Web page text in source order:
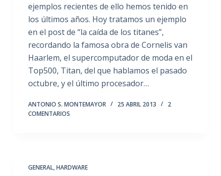
ejemplos recientes de ello hemos tenido en
los últimos años. Hoy tratamos un ejemplo
en el post de “la caída de los titanes”,
recordando la famosa obra de Cornelis van
Haarlem, el supercomputador de moda en el
Top500, Titan, del que hablamos el pasado
octubre, y el último procesador…
ANTONIO S. MONTEMAYOR 25 ABRIL 2013
2
COMENTARIOS
GENERAL,HARDWARE